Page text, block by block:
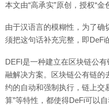
本文由“高承实”原创，授权“金
由于汉语言的模糊性，为了确
须把这句话补充完整，即DeFi
DEFI是一种建立在区块链公
融解决方案。区块链公有链的
约的自动和强制执行，链上交
算”等特性，都使得DeFi可以